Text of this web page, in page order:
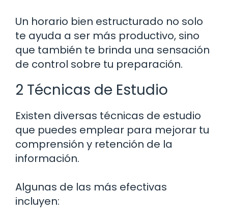
Un horario bien estructurado no solo
te ayuda a ser más productivo, sino
que también te brinda una sensación
de control sobre tu preparación.
2 Técnicas de Estudio
Existen diversas técnicas de estudio
que puedes emplear para mejorar tu
comprensión y retención de la
información.
Algunas de las más efectivas
incluyen: